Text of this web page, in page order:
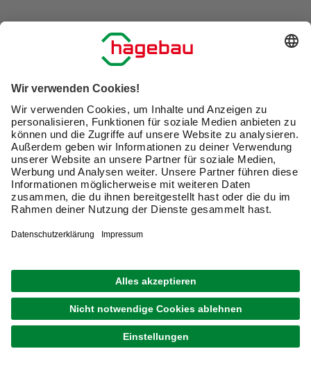
Welche Art von Fräse sollten Sie kaufen?
Arten von Fräsmaschinen, die sich je nach Einsatz und
den Achsen unterscheiden. Sie sind für Holz, weniger für
Metall geeignet. In der Übersicht ist die jeweilige
Funktionsweise des Fräswerkzeug erklärt.
Nutfräser
Diese Fräswerkzeuge sind
Nuten zu fräsen. Die Schneiden
von Standardnutfräsen befinden
sich an der Seite. Spiralnutfräser
können Sie ohne vorzubohren
einsetzen, da sie direkt in das